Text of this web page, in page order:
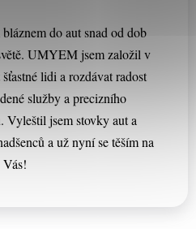
do aut snad od dob
UMYEM jsem založil v
lidi a rozdávat radost
služby a precizního
Vyleštil jsem stovky aut a
a už nyní se těším na
Vás!